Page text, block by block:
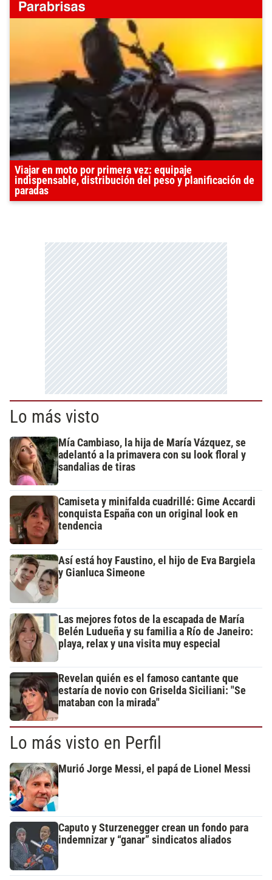
Viajar en moto por primera vez: equipaje
indispensable, distribución del peso y planificación de
paradas
Lo más visto
Mía Cambiaso, la hija de María Vázquez, se
adelantó a la primavera con su look floral y
sandalias de tiras
Camiseta y minifalda cuadrillé: Gime Accardi
conquista España con un original look en
tendencia
Así está hoy Faustino, el hijo de Eva Bargiela
y Gianluca Simeone
Las mejores fotos de la escapada de María
Belén Ludueña y su familia a Río de Janeiro:
playa, relax y una visita muy especial
Revelan quién es el famoso cantante que
estaría de novio con Griselda Siciliani: "Se
mataban con la mirada"
Lo más visto en Perfil
Murió Jorge Messi, el papá de Lionel Messi
Caputo y Sturzenegger crean un fondo para
indemnizar y “ganar” sindicatos aliados